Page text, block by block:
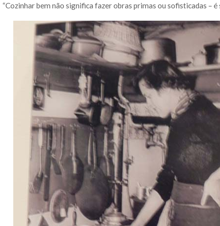
“Cozinhar bem não significa fazer obras primas ou sofisticadas –